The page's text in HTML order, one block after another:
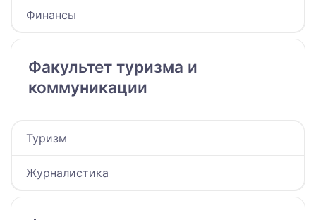
Финансы
Факультет туризма и
коммуникации
Туризм
Журналистика